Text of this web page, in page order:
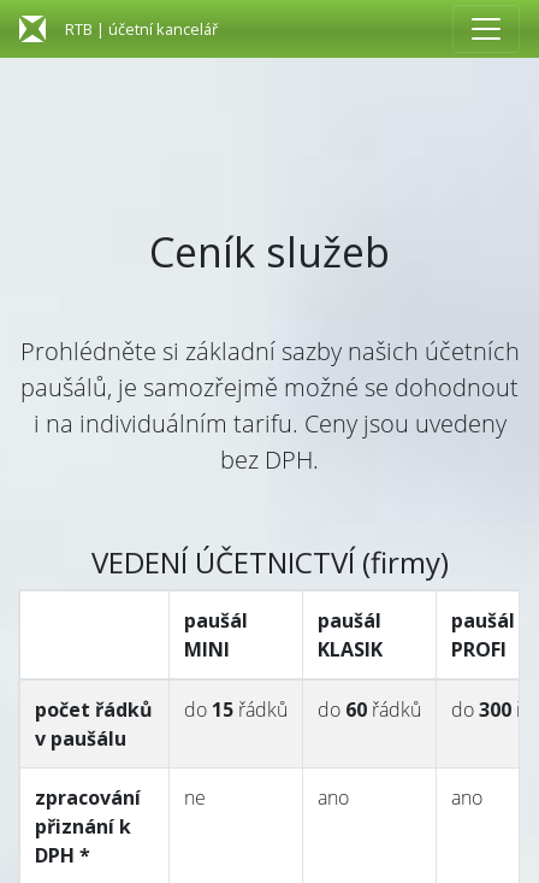
RTB | účetní kancelář
Ceník služeb
Prohlédněte si základní sazby našich účetních
paušálů, je samozřejmě možné se dohodnout
i na individuálním tarifu. Ceny jsou uvedeny
bez DPH.
VEDENÍ ÚČETNICTVÍ (firmy)
paušál
MINI
paušál
KLASIK
paušál
PROFI
počet řádků
v paušálu
do 15 řádků do 60 řádků do300
zpracování
přiznání k
DPH *
ne ano ano